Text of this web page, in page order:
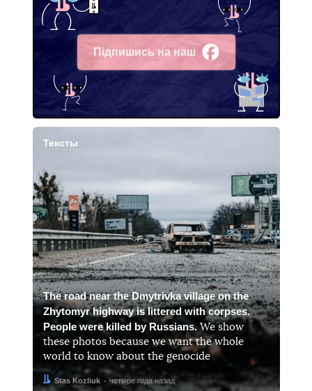
Підпишись на наш
Facebook
Тексты
The road near the Dmytrivka village on the
Zhytomyr highway is littered with corpses.
People were killed by Russians.We show
these photos because we want the whole
world to know about the genocide
Автор:
Stas Kozliuk
Дата: четыре года назад